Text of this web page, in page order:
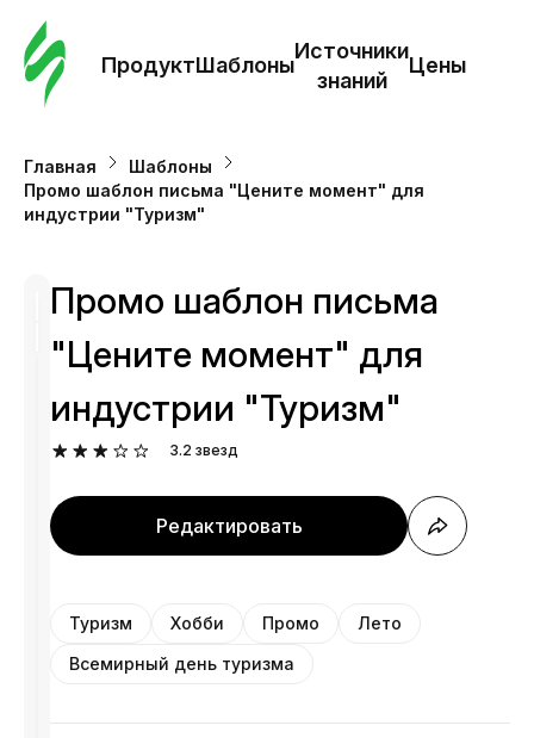
ПродуктШаблоны
Источники
знаний
Цены
Главная
Шаблоны
Промо шаблон письма "Цените момент" для
индустрии "Туризм"
Промо шаблон письма
"Цените момент" для
индустрии "Туризм"
3.2 звезд
Редактировать
Туризм Хобби Промо
Лето
Всемирный день туризма